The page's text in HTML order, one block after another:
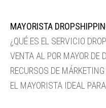
MAYORISTA
¿QUÉ ES EL SERVICIO
VENTA AL POR MAYOR DE
RECURSOS DE
EL MAYORISTA IDEAL